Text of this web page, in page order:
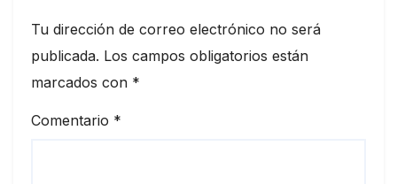
Tu dirección de correo electrónico no será
publicada. Los campos obligatorios están
marcados con *
Comentario *